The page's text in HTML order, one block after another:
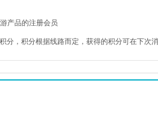
产品的注册会员
分，积分根据线路而定，获得的积分可在下次